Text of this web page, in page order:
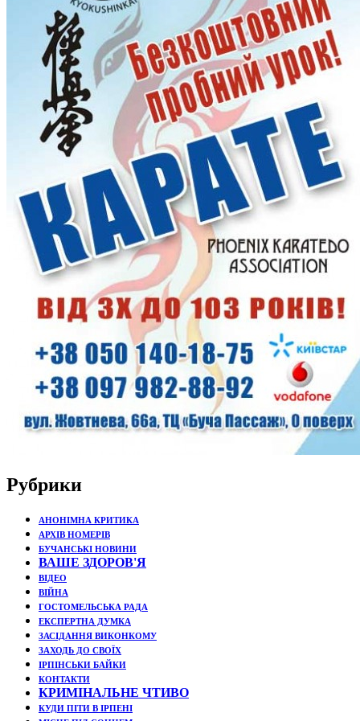
Рубрики
АНОНІМНА КРИТИКА
АРХІВ НОМЕРІВ
БУЧАНСЬКІ НОВИНИ
ВАШЕ ЗДОРОВ'Я
ВІДЕО
ВІЙНА
ГОСТОМЕЛЬСЬКА РАДА
ЕКСПЕРТНА ДУМКА
ЗАСІДАННЯ ВИКОНКОМУ
ЗАХОДЬ ДО СВОЇХ
ІРПІНСЬКИ БАЙКИ
КОНТАКТИ
КРИМІНАЛЬНЕ ЧТИВО
КУДИ ПІТИ В ІРПЕНІ